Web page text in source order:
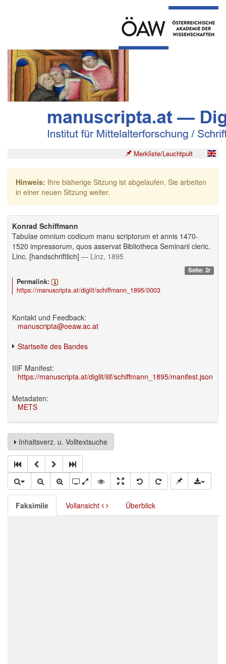
Merkliste/Leuchtpult
Hinweis: Ihre bisherige Sitzung ist abgelaufen. Sie arbeiten
in einer neuen Sitzung weiter.
Konrad Schiffmann
Tabulae omnium codicum manu scriptorum et annis 1470-
1520 impressorum, quos asservat Bibliotheca Seminarii cleric.
Linc. [handschriftlich] — Linz, 1895
Seite: 2r
Permalink:
https://manuscripta.at/diglit/schiffmann_1895/0003
Kontakt und Feedback:
manuscripta@oeaw.ac.at
Startseite des Bandes
IIIF Manifest:
https://manuscripta.at/diglit/iiif/schiffmann_1895/manifest.json
Metadaten:
METS
Inhaltsverz. u. Volltextsuche
Faksimile Vollansicht Überblick